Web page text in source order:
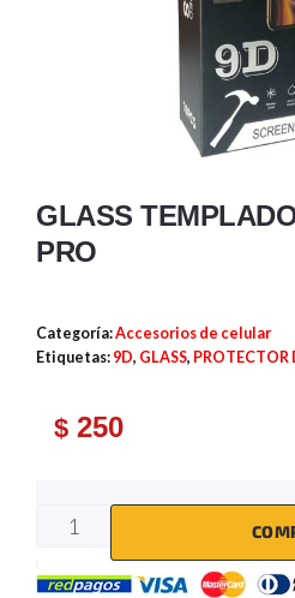
GLASS
PRO
Categoría:Accesorios de celular
Etiquetas: 9D, GLASS, PROTECTOR
$ 250